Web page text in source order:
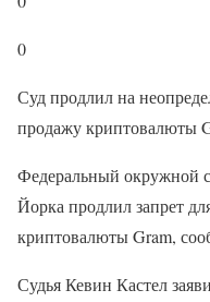
0
Суд продлил на
продажу криптовалюты
Федеральный
Йорка продлил запрет
криптовалюты Gram,
Судья Кевин Кастел